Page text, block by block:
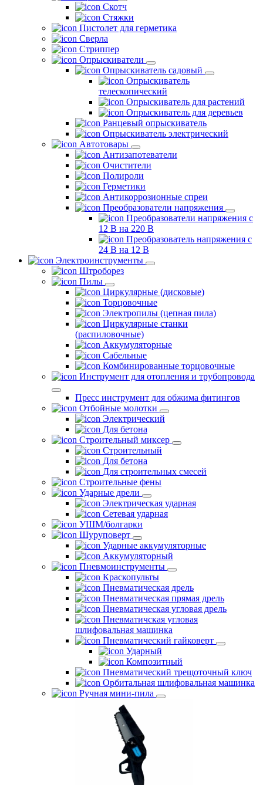
Скотч
Стяжки
Пистолет для герметика
Сверла
Стриппер
Опрыскиватели
Опрыскиватель садовый
Опрыскиватель
телескопический
Опрыскиватель для растений
Опрыскиватель для деревьев
Ранцевый опрыскиватель
Опрыскиватель электрический
Автотовары
Антизапотеватели
Очистители
Полироли
Герметики
Антикоррозионные спреи
Преобразователи напряжения
Преобразователи напряжения с
12 В на 220 В
Преобразователь напряжения с
24 В на 12 В
Электроинструменты
Штроборез
Пилы
Циркулярные (дисковые)
Торцовочные
Электропилы (цепная пила)
Циркулярные станки
(распиловочные)
Аккумуляторные
Сабельные
Комбинированные торцовочные
Инструмент для отопления и трубопровода
Пресс инструмент для обжима фитингов
Отбойные молотки
Электрический
Для бетона
Строительный миксер
Строительный
Для бетона
Для строительных смесей
Строительные фены
Ударные дрели
Электрическая ударная
Сетевая ударная
УШМ/болгарки
Шуруповерт
Ударные аккумуляторные
Аккумуляторный
Пневмоинструменты
Краскопульты
Пневматическая дрель
Пневматическая прямая дрель
Пневматическая угловая дрель
Пневматичская угловая
шлифовальная машинка
Пневматический гайковерт
Ударный
Композитный
Пневматический трещоточный ключ
Орбитальная шлифовальная машинка
Ручная мини-пила